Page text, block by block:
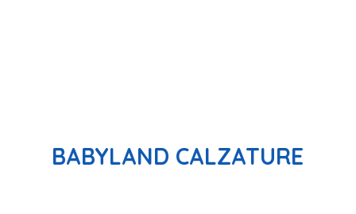
BABYLAND CALZATURE